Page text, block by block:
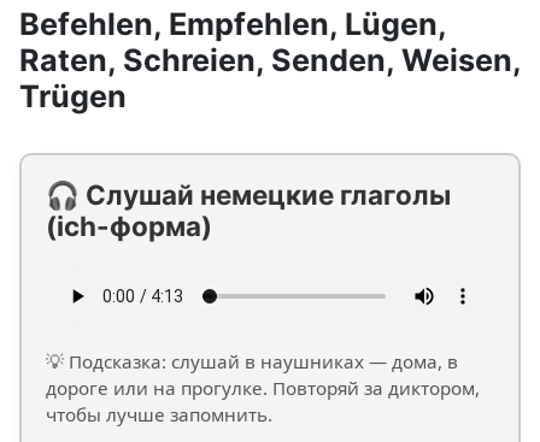
Befehlen, Empfehlen, Lügen,
Raten, Schreien, Senden, Weisen,
Trügen
🎧 Слушай немецкие глаголы
(ich-форма)
💡 Подсказка: слушай в наушниках — дома, в
дороге или на прогулке. Повторяй за диктором,
чтобы лучше запомнить.